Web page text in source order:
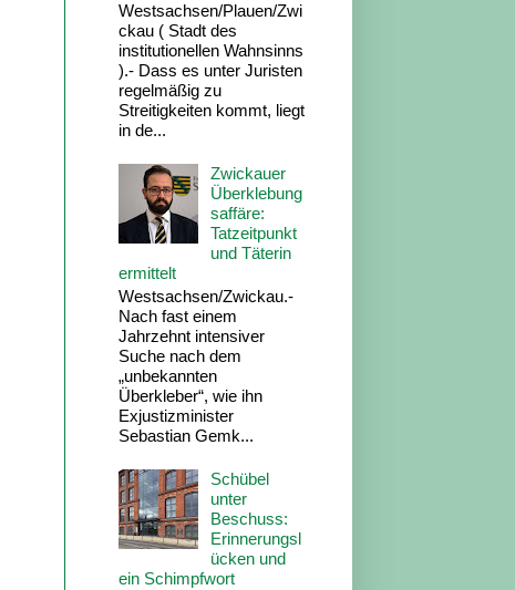
Westsachsen/Plauen/Zwi
ckau ( Stadt des
institutionellen Wahnsinns
).- Dass es unter Juristen
regelmäßig zu
Streitigkeiten kommt, liegt
in de...
Zwickauer
Überklebung
saffäre:
Tatzeitpunkt
und Täterin
ermittelt
Westsachsen/Zwickau.-
Nach fast einem
Jahrzehnt intensiver
Suche nach dem
„unbekannten
Überkleber“, wie ihn
Exjustizminister
Sebastian Gemk...
Schübel
unter
Beschuss:
Erinnerungsl
ücken und
ein Schimpfwort